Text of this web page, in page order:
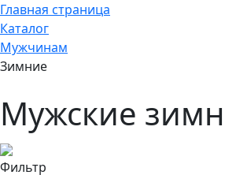
Главная страница
Каталог
Мужчинам
Зимние
Мужские
Фильтр